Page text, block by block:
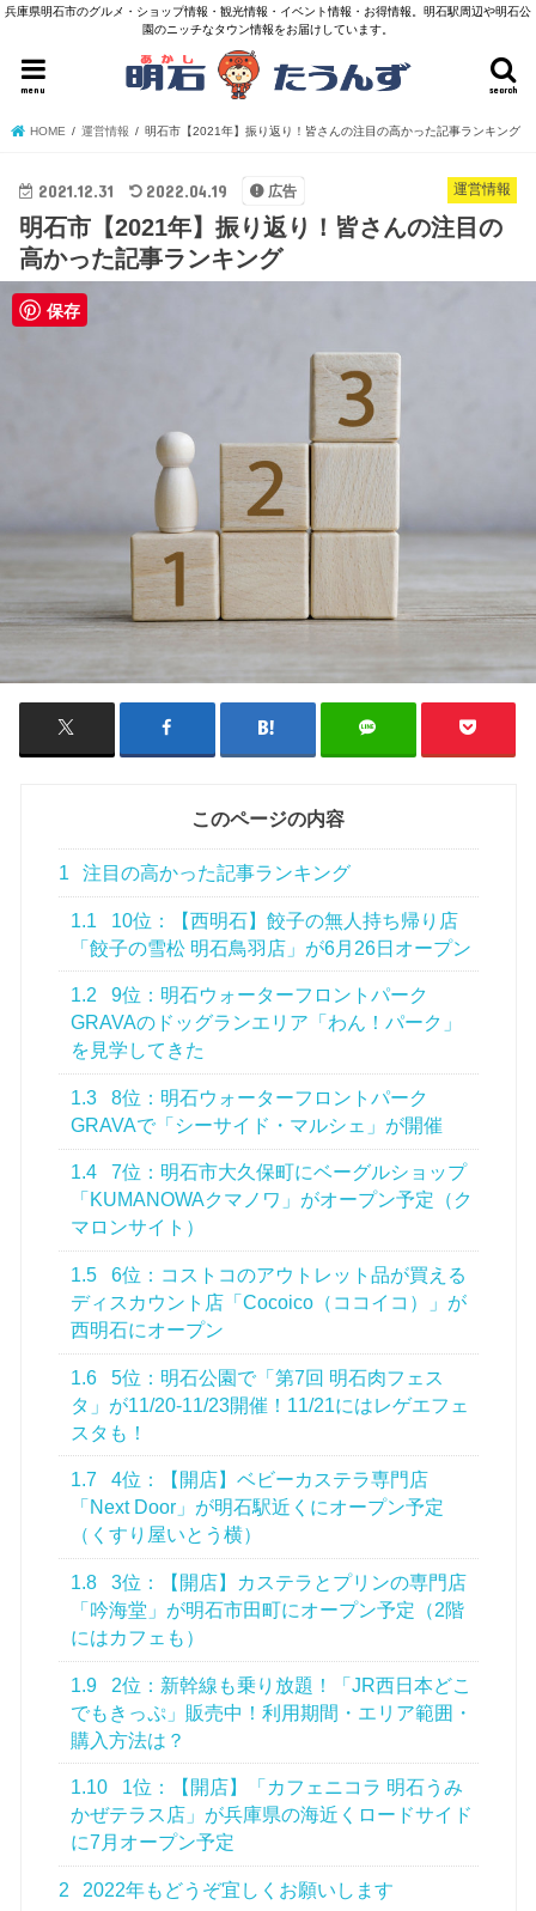
兵庫県明石市のグルメ・ショップ情報・観光情報・イベント情報・お得情報。明石駅周辺や明石公
園のニッチなタウン情報をお届けしています。
search
menu
HOME 運営情報 明石市【2021年】振り返り！皆さんの注目の高かった記事ランキング
運営情報
2021.12.31 2022.04.19 広告
明石市【2021年】振り返り！皆さんの注目の
高かった記事ランキング
このページの内容
1 注目の高かった記事ランキング
1.1
10位：【西明石】餃子の無人持ち帰り店
「餃子の雪松 明石鳥羽店」が6月26日オープン
1.2
9位：明石ウォーターフロントパーク
GRAVAのドッグランエリア「わん！パーク」
を見学してきた
1.3
8位：明石ウォーターフロントパーク
GRAVAで「シーサイド・マルシェ」が開催
1.4
7位：明石市大久保町にベーグルショップ
「KUMANOWAクマノワ」がオープン予定（ク
マロンサイト）
1.5
6位：コストコのアウトレット品が買える
ディスカウント店「Cocoico（ココイコ）」が
西明石にオープン
1.6
5位：明石公園で「第7回 明石肉フェス
タ」が11/20-11/23開催！11/21にはレゲエフェ
スタも！
1.7
4位：【開店】ベビーカステラ専門店
「Next Door」が明石駅近くにオープン予定
（くすり屋いとう横）
1.8
3位：【開店】カステラとプリンの専門店
「吟海堂」が明石市田町にオープン予定（2階
にはカフェも）
1.9
2位：新幹線も乗り放題！「JR西日本どこ
でもきっぷ」販売中！利用期間・エリア範囲・
購入方法は？
1.10
1位：【開店】「カフェニコラ 明石うみ
かぜテラス店」が兵庫県の海近くロードサイド
に7月オープン予定
2 2022年もどうぞ宜しくお願いします
保存